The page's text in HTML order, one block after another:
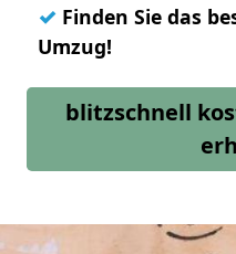
✓ Finden Sie das
Umzug!
blitzschnell